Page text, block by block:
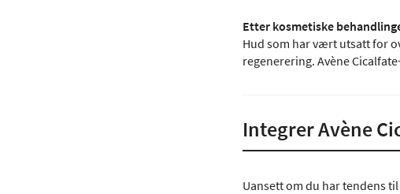
Etter kosmetiske
Hud som har vært utsatt for
regenerering. Avène
Integrer Avène
Uansett om du har tendens